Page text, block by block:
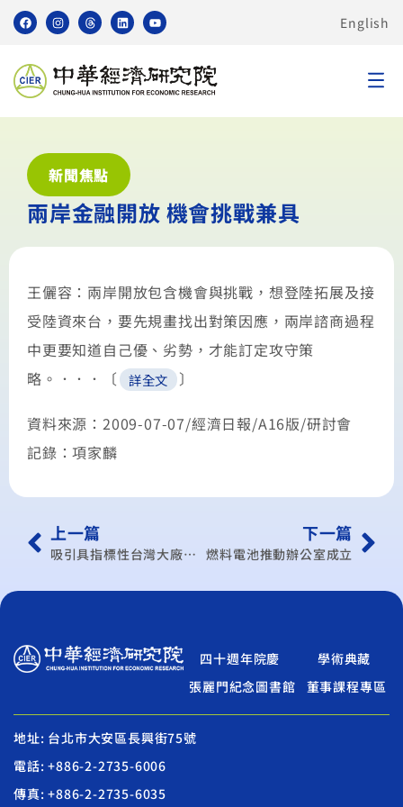
English
新聞焦點
兩岸金融開放 機會挑戰兼具
王儷容：兩岸開放包含機會與挑戰，想登陸拓展及接
受陸資來台，要先規畫找出對策因應，兩岸諮商過程
中更要知道自己優、劣勢，才能訂定攻守策
略。．．．〔
詳全文 〕
資料來源：2009-07-07/經濟日報/A16版/研討會
記錄：項家麟
上一篇
吸引具指標性台灣大廠為首務
下一篇
燃料電池推動辦公室成立
四十週年院慶
學術典藏
張麗門紀念圖書館
董事課程專區
地址: 台北市大安區長興街75號
電話: +886-2-2735-6006
傳真: +886-2-2735-6035